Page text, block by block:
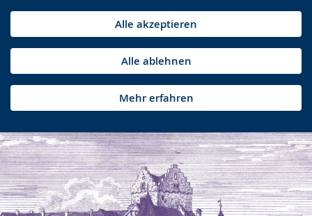
Alle akzeptieren
Alle ablehnen
Mehr erfahren